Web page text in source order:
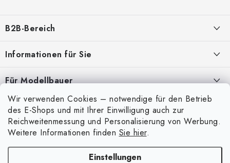
Wir verwenden Cookies – notwendige für den Betrieb
des E-Shops und mit Ihrer Einwilligung auch zur
Reichweitenmessung und Personalisierung von Werbung.
Weitere Informationen finden Sie hier.
Einstellungen
ß
z
e
i
l
B2B-Bereich
Geschäftspartner, die Bereitstellung geeigneter Dienstleistungen und
ANMELDUNG
Informationen für Sie
Meine Bestellung
Kontakte
Versand und Bezahlung
Bedingungen und Konditionen
Für Modellbauer
Modellfarben-Umrechner
Art Scale Modellbau-Glossar
FAQ
Mein Konto
Anmelden
Registrierung